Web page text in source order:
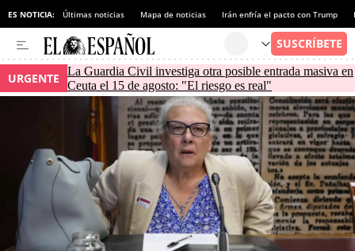
ES NOTICIA: Últimas noticias Mapa de noticias Irán enfría el pacto con Trump
URGENTE
La Guardia Civil investiga otra posible entrada masiva en
Ceuta el 15 de agosto: "El riesgo es real"